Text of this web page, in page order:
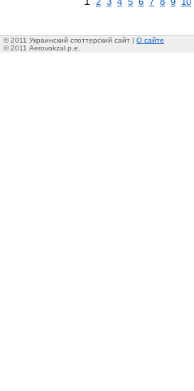
© 2011 Украинский споттерский сайт | О сайте
© 2011 Aerovokzal p.e.